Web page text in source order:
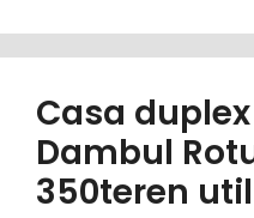
Casa
Dambul
350teren